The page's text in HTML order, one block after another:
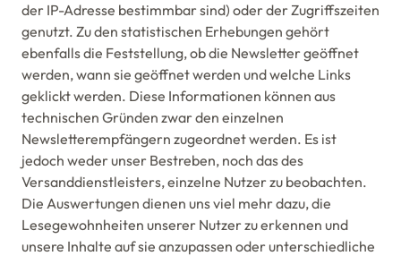
der IP-Adresse bestimmbar sind) oder der Zugriffszeiten
genutzt. Zu den statistischen Erhebungen gehört
ebenfalls die Feststellung, ob die Newsletter geöffnet
werden, wann sie geöffnet werden und welche Links
geklickt werden. Diese Informationen können aus
technischen Gründen zwar den einzelnen
Newsletterempfängern zugeordnet werden. Es ist
jedoch weder unser Bestreben, noch das des
Versanddienstleisters, einzelne Nutzer zu beobachten.
Die Auswertungen dienen uns viel mehr dazu, die
Lesegewohnheiten unserer Nutzer zu erkennen und
unsere Inhalte auf sie anzupassen oder unterschiedliche